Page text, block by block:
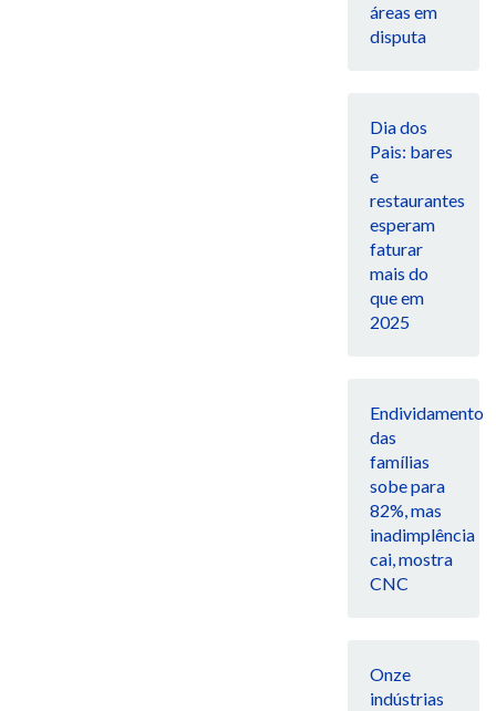
áreas em
disputa
Dia dos
Pais: bares
e
restaurantes
esperam
faturar
mais do
que em
2025
Endividamento
das
famílias
sobe para
82%, mas
inadimplência
cai, mostra
CNC
Onze
indústrias